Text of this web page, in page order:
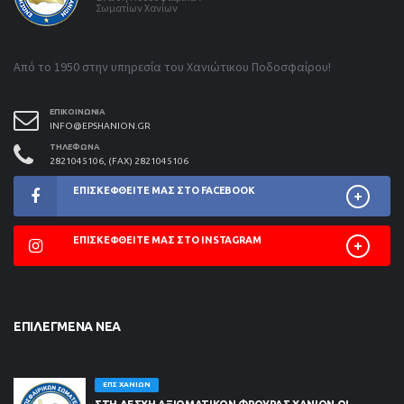
Σωματίων Χανίων
Από το 1950 στην υπηρεσία του Χανιώτικου Ποδοσφαίρου!
ΕΠΙΚΟΙΝΩΝΊΑ
INFO@EPSHANION.GR
ΤΗΛΈΦΩΝΑ
2821045106, (FAX) 2821045106
ΕΠΙΣΚΕΦΘΕΊΤΕ ΜΑΣ ΣΤΟ FACEBOOK
ΕΠΙΣΚΕΦΘΕΊΤΕ ΜΑΣ ΣΤΟ INSTAGRAM
ΕΠΙΛΕΓΜΈΝΑ ΝΈΑ
ΕΠΣ ΧΑΝΊΩΝ